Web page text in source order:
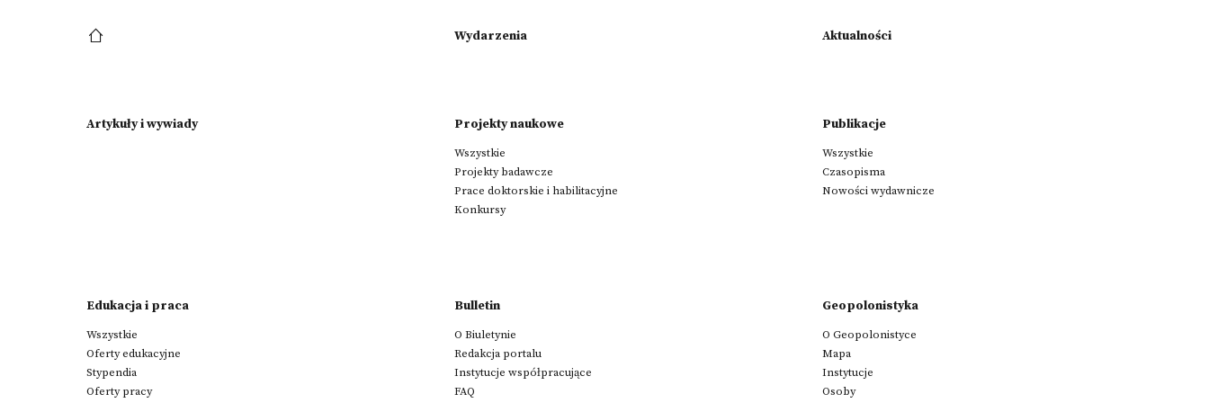
Wydarzenia Aktualności
Artykuły i wywiady Projekty naukowe
Wszystkie
Projekty badawcze
Prace doktorskie i habilitacyjne
Konkursy
Publikacje
Wszystkie
Czasopisma
Nowości wydawnicze
Edukacja i praca
Wszystkie
Oferty edukacyjne
Stypendia
Oferty pracy
Bulletin
O Biuletynie
Redakcja portalu
Instytucje współpracujące
FAQ
Geopolonistyka
O Geopolonistyce
Mapa
Instytucje
Osoby